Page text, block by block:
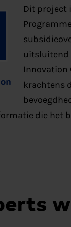
Dit project
uitsluitend
Innovation
krachtens
die het